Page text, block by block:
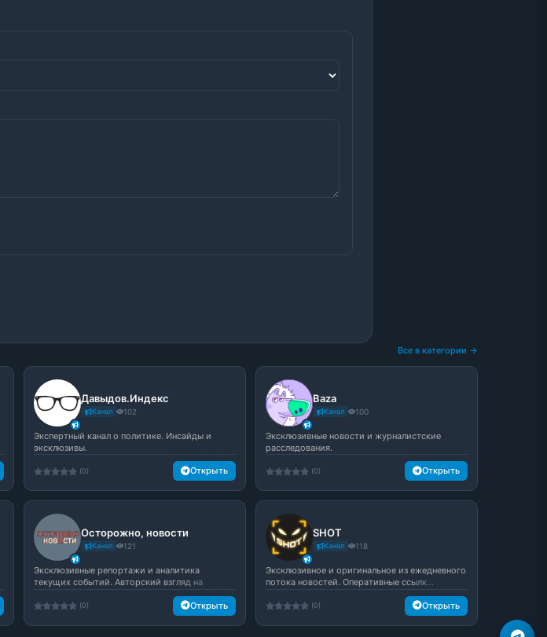
Все в категории →
Давыдов.Индекс
Канал 102
Экспертный канал о политике. Инсайды и
эксклюзивы.
(0) Открыть
Baza
Канал 100
Эксклюзивные новости и журналистские
расследования.
(0) Открыть
Осторожно, новости
Канал 121
Эксклюзивные репортажи и аналитика
текущих событий. Авторский взгляд на
(0) Открыть
SHOT
Канал 118
Эксклюзивное и оригинальное из ежедневного
потока новостей. Оперативные ссылк...
(0) Открыть